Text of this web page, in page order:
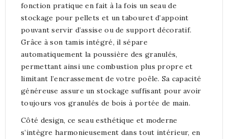
fonction pratique en fait à la fois un seau de
stockage pour pellets et un tabouret d’appoint
pouvant servir d’assise ou de support décoratif.
Grâce à son tamis intégré, il sépare
automatiquement la poussière des granulés,
permettant ainsi une combustion plus propre et
limitant l’encrassement de votre poêle. Sa capacité
généreuse assure un stockage suffisant pour avoir
toujours vos granulés de bois à portée de main.
Côté design, ce seau esthétique et moderne
s’intègre harmonieusement dans tout intérieur, en